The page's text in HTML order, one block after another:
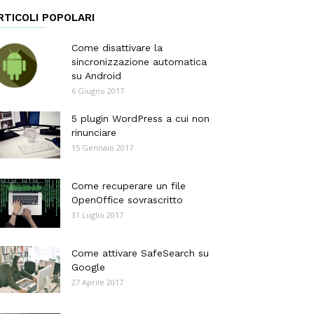
POPOLARI
Come disattivare la
sincronizzazione automatica
su Android
6 Giugno 2017
5 plugin WordPress a cui non
rinunciare
15 Gennaio 2017
Come recuperare un file
OpenOffice sovrascritto
31 Luglio 2017
Come attivare SafeSearch su
Google
27 Aprile 2017